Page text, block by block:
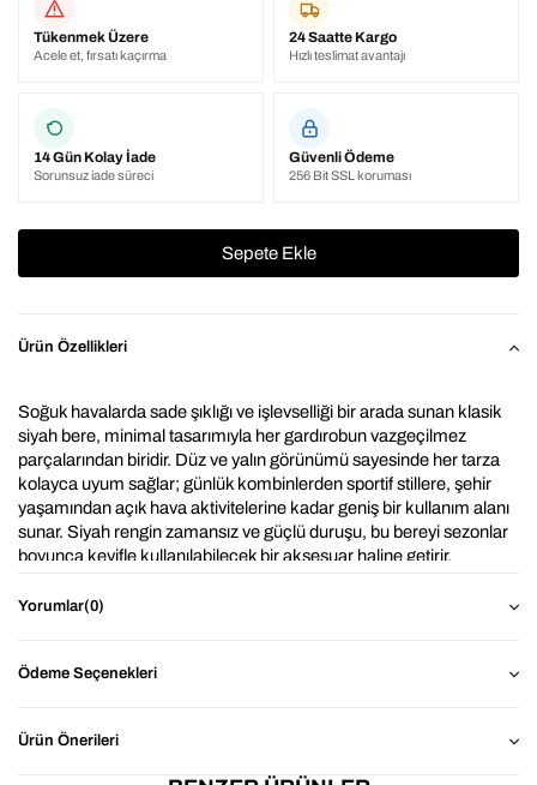
Tükenmek Üzere
Acele et, fırsatı kaçırma
24 Saatte Kargo
Hızlı teslimat avantajı
14 Gün Kolay İade
Sorunsuz iade süreci
Güvenli Ödeme
256 Bit SSL koruması
Ürün Özellikleri
Soğuk havalarda sade şıklığı ve işlevselliği bir arada sunan klasik
siyah bere, minimal tasarımıyla her gardırobun vazgeçilmez
parçalarından biridir. Düz ve yalın görünümü sayesinde her tarza
kolayca uyum sağlar; günlük kombinlerden sportif stillere, şehir
yaşamından açık hava aktivitelerine kadar geniş bir kullanım alanı
sunar. Siyah rengin zamansız ve güçlü duruşu, bu bereyi sezonlar
boyunca keyifle kullanılabilecek bir aksesuar haline getirir.
Yumuşak dokulu örgü yapısı, başı nazikçe sararak soğuğa karşı
Katlanabilir kenar detayı, hem klasik bir görünüm kazandırır hem
Yorumlar(0)
Ödeme Seçenekleri
Ürün Önerileri